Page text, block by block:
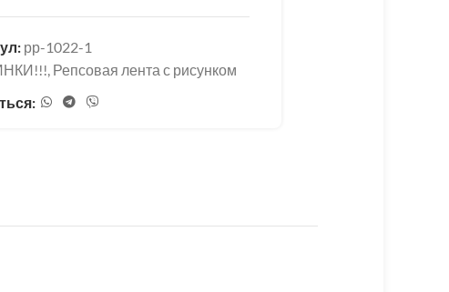
рр-1022-1
, Репсовая лента с рисунком